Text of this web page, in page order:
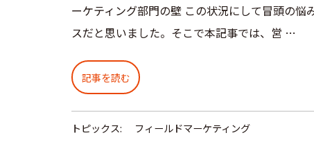
ーケティング部門の壁 この状況にして冒頭の
スだと思いました。そこで本記事では、営 …
記事を読む
トピックス: フィールドマーケティング